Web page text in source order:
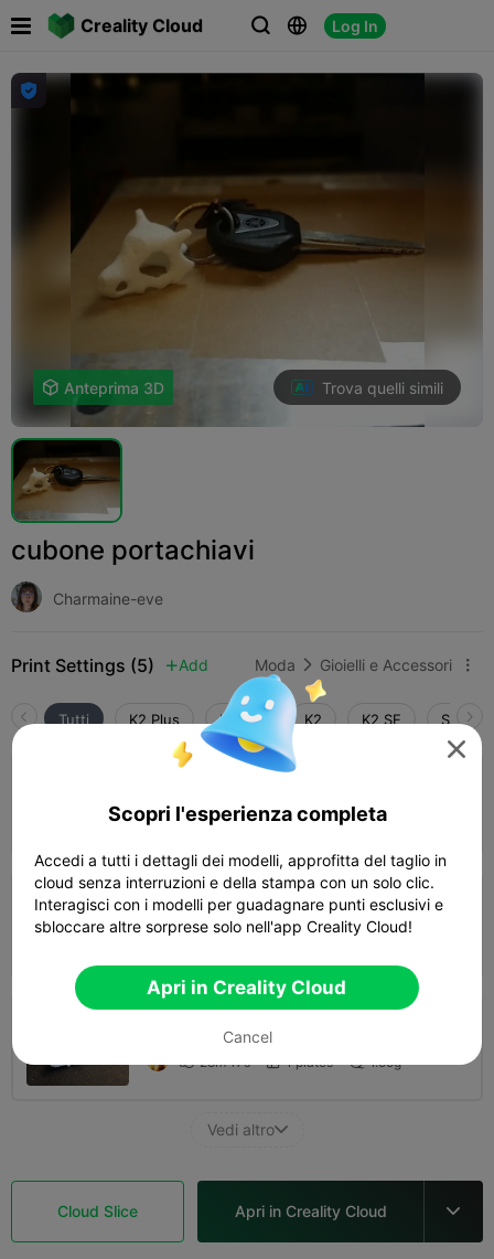
Creality Cloud   Log In
 

 Anteprima 3D Trova quelli simili
cubone portachiavi
Charmaine-eve
Print Settings (5)  Add Moda  Gioielli e Accessori 
Tutti K2 Plus K2 Pro K2 K2 SE
 14m 39s  1 plates  1.56g
0.2mm layer, 2 walls, 15% infill
 1 plates 
0.08mm layer, 2 walls, 15% infill
 28m 17s  1 plates  1.55g
Vedi altro
Cloud Slice Apri in Creality Cloud 

Scopri l'esperienza completa
Accedi a tutti i dettagli dei modelli, approfitta del taglio in
cloud senza interruzioni e della stampa con un solo clic.
Interagisci con i modelli per guadagnare punti esclusivi e
sbloccare altre sorprese solo nell'app Creality Cloud!
Apri in Creality Cloud
Cancel